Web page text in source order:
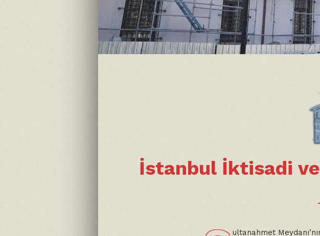
İstanbul İktisadi
ultanahmet